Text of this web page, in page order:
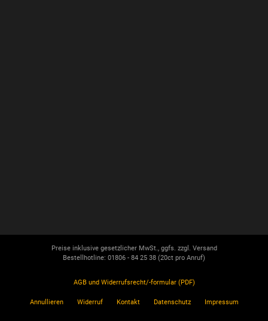
Preise inklusive gesetzlicher MwSt., ggfs. zzgl. Versand
Bestellhotline: 01806 - 84 25 38 (20ct pro Anruf)
AGB und Widerrufsrecht/-formular (PDF)
Annullieren Widerruf Kontakt Datenschutz Impressum